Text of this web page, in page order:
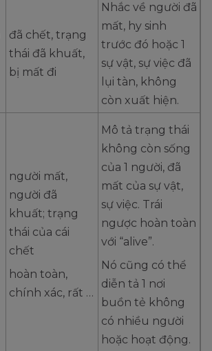
đã chết, trạng
thái đã khuất,
bị mất đi
Nhắc về người đã
mất, hy sinh
trước đó hoặc 1
sự vật, sự việc đã
lụi tàn, không
còn xuất hiện.
người mất,
người đã
khuất; trạng
thái của cái
chết
hoàn toàn,
chính xác, rất …
Mô tả trạng thái
không còn sống
của 1 người, đã
mất của sự vật,
sự việc. Trái
ngược hoàn toàn
với “alive”.
Nó cũng có thể
diễn tả 1 nơi
buồn tẻ không
có nhiều người
hoặc hoạt động.